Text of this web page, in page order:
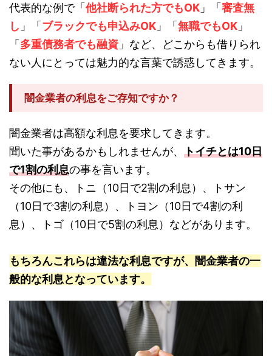
代表的な例で「 他社断られた方でもOK 」「 審査無
し 」「 ブラックでも申込みOK 」「 無職でもOK 」
「 多重債務者でも融資 」など、どこからも借りられ
ない人にとっては魅力的な言葉で誘惑してきます。
闇金業者の利息をご存知ですか？
闇金業者は高額な利息を要求してきます。
聞いた事があるかもしれませんが、 トイチとは10日
で1割の利息の事を言います。
その他にも、トニ（10日で2割の利息）、トサン
（10日で3割の利息）、トヨン（10日で4割の利
息）、トゴ（10日で5割の利息）などがあります。
もちろんこれらは違法な利息ですが、闇金業者の一
般的な利息となっています。